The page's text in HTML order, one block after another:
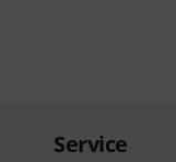
Service